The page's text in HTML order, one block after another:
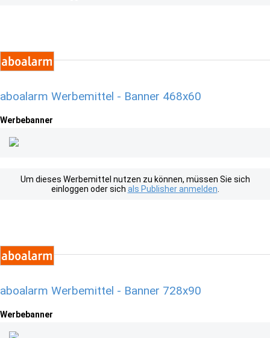
aboalarm Werbemittel - Banner 468x60
Werbebanner
Um dieses Werbemittel nutzen zu können, müssen Sie sich
einloggen oder sich als Publisher anmelden
aboalarm Werbemittel - Banner 728x90
Werbebanner